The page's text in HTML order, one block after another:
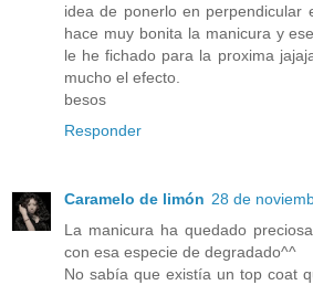
idea de ponerlo en perpendicular
hace muy bonita la manicura y
le he fichado para la proxima
mucho el efecto.
besos
Responder
Caramelo de limón 28 de
La manicura ha quedado
con esa especie de degradado^^
No sabía que existía un top coat